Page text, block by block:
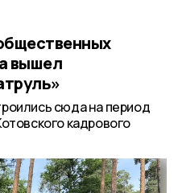
вышел
сюда на период
кадрового